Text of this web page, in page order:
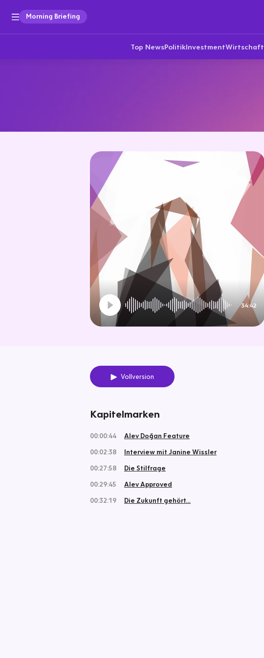
Morning Briefing
Top NewsPolitikInvestmentWirtschaft
34:42
Vollversion
Kapitelmarken
00:00:44
Alev Doğan Feature
00:02:38
Interview mit Janine Wissler
00:27:58
Die Stilfrage
00:29:45
Alev Approved
00:32:19
Die Zukunft gehört…